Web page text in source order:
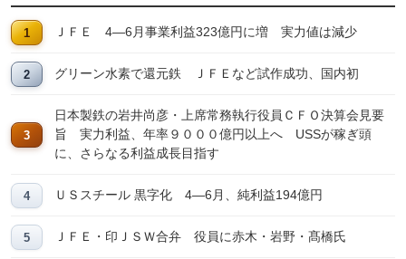
ＪＦＥ 4―6月事業利益323億円に増 実力値は減少
グリーン水素で還元鉄 ＪＦＥなど試作成功、国内初
日本製鉄の岩井尚彦・上席常務執行役員ＣＦＯ決算会見要
旨 実力利益、年率９０００億円以上へ USSが稼ぎ頭
に、さらなる利益成長目指す
ＵＳスチール 黒字化 4―6月、純利益194億円
ＪＦＥ・印ＪＳＷ合弁 役員に赤木・岩野・髙橋氏